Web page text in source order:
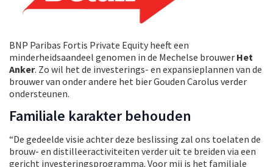
BNP Paribas Fortis Private Equity heeft een
minderheidsaandeel genomen in de Mechelse brouwer Het
Anker. Zo wil het de investerings- en expansieplannen van de
brouwer van onder andere het bier Gouden Carolus verder
ondersteunen.
Familiale karakter behouden
“De gedeelde visie achter deze beslissing zal ons toelaten de
brouw- en distilleeractiviteiten verder uit te breiden via een
gericht investeringsprogramma. Voor mij is het familiale